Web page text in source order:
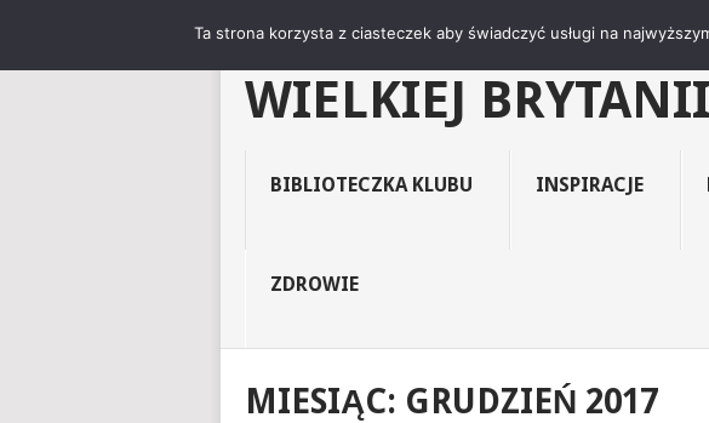
"NIEZNANY
WIELKIEJ BRYTANII
BIBLIOTECZKA KLUBU INSPIRACJE
ZDROWIE
MIESIĄC: GRUDZIEŃ 2017
Ta strona korzysta z ciasteczek aby świadczyć usługi na